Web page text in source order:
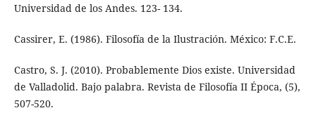
Universidad de los Andes. 123- 134.
Cassirer, E. (1986). Filosofía de la Ilustración. México: F.C.E.
Castro, S. J. (2010). Probablemente Dios existe. Universidad
de Valladolid. Bajo palabra. Revista de Filosofía II Época, (5),
507-520.